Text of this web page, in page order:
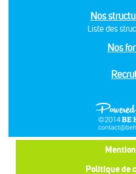
Nos
Liste des
Nos
Politique de